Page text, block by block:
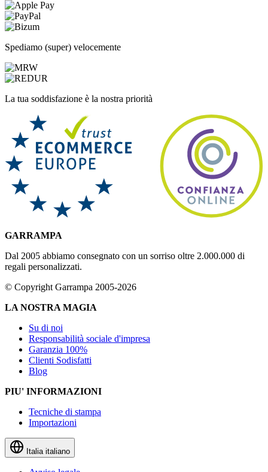
Spediamo (super) velocemente
La tua soddisfazione è la nostra priorità
GARRAMPA
Dal 2005 abbiamo consegnato con un sorriso oltre 2.000.000 di
regali personalizzati.
© Copyright Garrampa 2005-2026
LA NOSTRA MAGIA
Su di noi
Responsabilità sociale d'impresa
Garanzia 100%
Clienti Sodisfatti
Blog
PIU' INFORMAZIONI
Tecniche di stampa
Importazioni
Italia italiano